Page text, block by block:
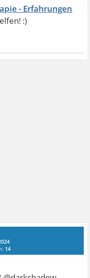
- Erfahrungen
14